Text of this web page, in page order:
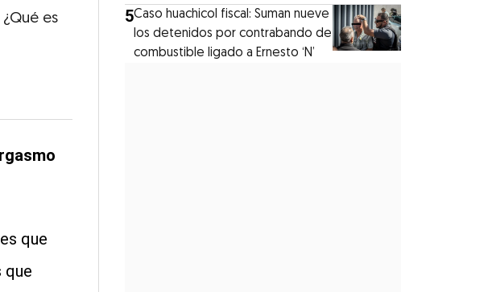
es
que
que
5Caso huachicol fiscal: Suman nueve
los detenidos por contrabando de
combustible ligado a Ernesto ‘N’